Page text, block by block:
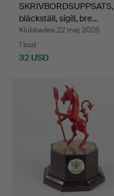
SKRIVBORDSUPPSATS,
bläckställ, sigill, bre…
Klubbades 22 maj 2026
1 bud
32 USD